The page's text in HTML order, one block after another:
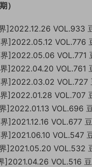
）
]2022.12.26 VOL.933
]2022.05.12 VOL.776
]2022.05.06 VOL.771
]2022.04.20 VOL.761
]2022.03.02 VOL.727
]2022.01.28 VOL.707
]2022.01.13 VOL.696
]2021.12.16 VOL.677
]2021.06.10 VOL.547
]2021.05.20 VOL.532
]2021.04.26 VOL.516